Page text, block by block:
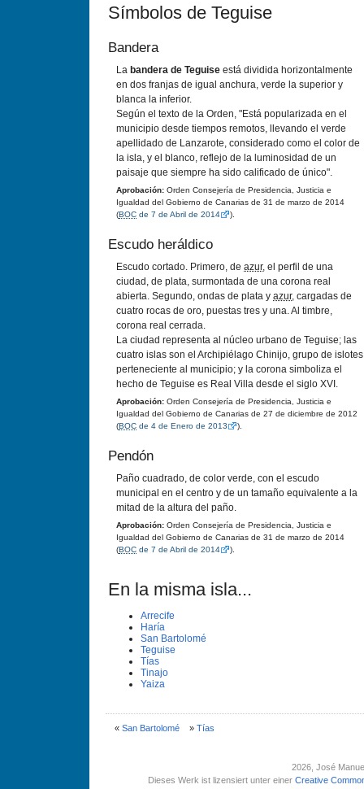
Sí­mbolos de Teguise
Bandera
La bandera de Teguise está dividida horizontalmente
en dos franjas de igual anchura, verde la superior y
blanca la inferior.
Según el texto de la Orden, "Está popularizada en el
municipio desde tiempos remotos, llevando el verde
apellidado de Lanzarote, considerado como el color de
la isla, y el blanco, reflejo de la luminosidad de un
paisaje que siempre ha sido calificado de único".
Aprobación: Orden Consejerí­a de Presidencia, Justicia e
Igualdad del Gobierno de Canarias de 31 de marzo de 2014
(BOC de 7 de Abril de 2014 ).
Escudo heráldico
Escudo cortado. Primero, de azur, el perfil de una
ciudad, de plata, surmontada de una corona real
abierta. Segundo, ondas de plata y azur, cargadas de
cuatro rocas de oro, puestas tres y una. Al timbre,
corona real cerrada.
La ciudad representa al núcleo urbano de Teguise; las
cuatro islas son el Archipiélago Chinijo, grupo de islotes
perteneciente al municipio; y la corona simboliza el
hecho de Teguise es Real Villa desde el siglo XVI.
Aprobación: Orden Consejerí­a de Presidencia, Justicia e
Igualdad del Gobierno de Canarias de 27 de diciembre de 2012
(BOC de 4 de Enero de 2013 ).
Pendón
Paño cuadrado, de color verde, con el escudo
municipal en el centro y de un tamaño equivalente a la
mitad de la altura del paño.
Aprobación: Orden Consejerí­a de Presidencia, Justicia e
Igualdad del Gobierno de Canarias de 31 de marzo de 2014
(BOC de 7 de Abril de 2014 ).
En la misma isla...
Arrecife
Harí­a
San Bartolomé
Teguise
Tí­as
Tinajo
Yaiza
« San Bartolomé» Tí­as
2026 , José
Dieses Werk ist lizensiert unter einer Creative